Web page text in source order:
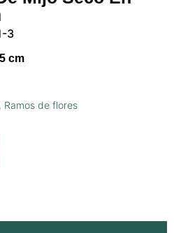
3
cm
, Ramos de flores